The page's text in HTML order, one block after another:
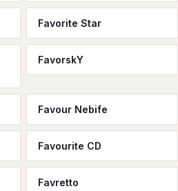
Favorite Star
FavorskY
Favour Nebife
Favourite CD
Favretto